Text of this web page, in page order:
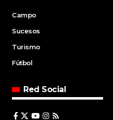
Campo
Sucesos
Turismo
Fútbol
Red Social